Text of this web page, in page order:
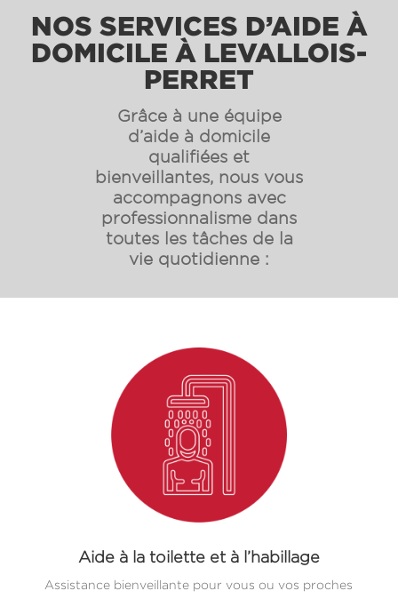
NOS SERVICES D’AIDE À
DOMICILE À LEVALLOIS-
PERRET
Grâce à une équipe
d’aide à domicile
qualifiées et
bienveillantes, nous vous
accompagnons avec
professionnalisme dans
toutes les tâches de la
vie quotidienne :
Aide à la toilette et à l’habillage
Assistance bienveillante pour vous ou vos proches